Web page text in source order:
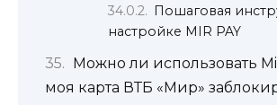
Пошаговая
настройке MIR PAY
Можно ли использовать
моя карта ВТБ «Мир»